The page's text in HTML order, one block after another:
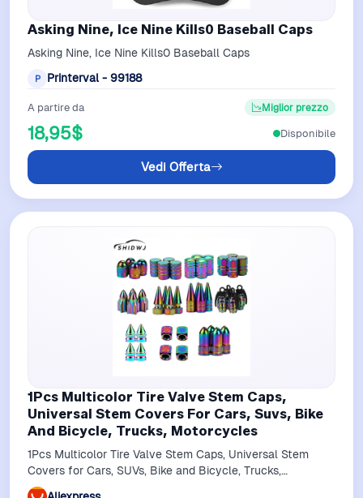
Asking Nine, Ice Nine Kills0 Baseball Caps
Asking Nine, Ice Nine Kills0 Baseball Caps
P Printerval - 99188
A partire da
18,95$
Miglior prezzo
Vedi Offerta
Disponibile
1Pcs Multicolor Tire Valve Stem Caps,
Universal Stem Covers For Cars, Suvs, Bike
And Bicycle, Trucks, Motorcycles
1Pcs Multicolor Tire Valve Stem Caps, Universal Stem
Covers for Cars, SUVs, Bike and Bicycle, Trucks,
Motorcycles